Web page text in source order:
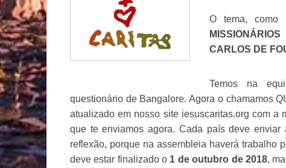
O tema, como
CARLOS DE
Temos na
questionário de Bangalore. Agora o chamamos
atualizado em nosso site iesuscaritas.org com a
que te enviamos agora. Cada país deve
reflexão, porque na assembleia haverá trabalho
deve estar finalizado o 1 de outubro de 2018,